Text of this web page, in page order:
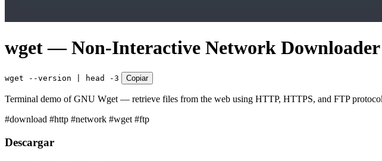
wget — Non-Interactive Network Downloader
wget --version | head -3 Copiar
Terminal demo of GNU Wget — retrieve files from the web using HTTP, HTTPS, and FTP
#download #http #network #wget #ftp
Descargar